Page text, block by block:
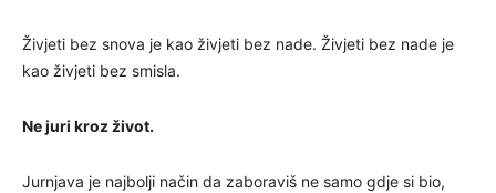
Živjeti bez snova je kao živjeti bez nade. Živjeti bez nade je
kao živjeti bez smisla.
Ne juri kroz život.
Jurnjava je najbolji način da zaboraviš ne samo gdje si bio,